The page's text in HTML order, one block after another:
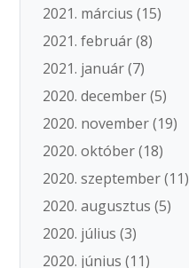
2021. március (15)
2021. február(8)
2021. január(7)
2020. december(5)
2020. november(19)
2020. október(18)
2020. szeptember(11)
2020. augusztus (5)
2020. július (3)
2020. június (11)